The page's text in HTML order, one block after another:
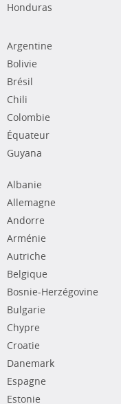
Honduras
Argentine
Bolivie
Brésil
Chili
Colombie
Équateur
Guyana
Albanie
Allemagne
Andorre
Arménie
Autriche
Belgique
Bosnie-Herzégovine
Bulgarie
Chypre
Croatie
Danemark
Espagne
Estonie